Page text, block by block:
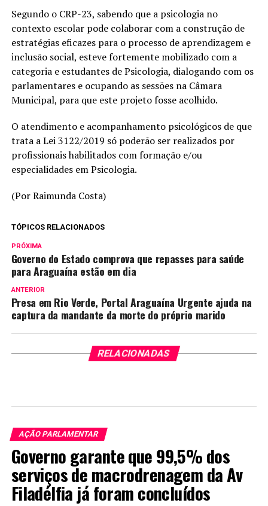
Segundo o CRP-23, sabendo que a psicologia no
contexto escolar pode colaborar com a construção de
estratégias eficazes para o processo de aprendizagem e
inclusão social, esteve fortemente mobilizado com a
categoria e estudantes de Psicologia, dialogando com os
parlamentares e ocupando as sessões na Câmara
Municipal, para que este projeto fosse acolhido.
O atendimento e acompanhamento psicológicos de que
trata a Lei 3122/2019 só poderão ser realizados por
profissionais habilitados com formação e/ou
especialidades em Psicologia.
(Por Raimunda Costa)
TÓPICOS RELACIONADOS
PRÓXIMA
Governo do Estado comprova que repasses para saúde
para Araguaína estão em dia
ANTERIOR
Presa em Rio Verde, Portal Araguaína Urgente ajuda na
captura da mandante da morte do próprio marido
RELACIONADAS
AÇÃO PARLAMENTAR
Governo garante que 99,5% dos
serviços de macrodrenagem da Av
Filadélfia já foram concluídos